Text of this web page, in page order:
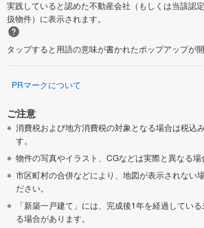
実践していると認めた不動産会社（もしくは当該認
扱物件）に表示されます。
タップすると用語の意味が書かれたポップアップが開
PRマークについて
ご注意
消費税および地方消費税の対象となる場合は税込
す。
物件の写真やイラスト、CGなどは実際と異なる場
市区町村の合併などにより、地図が表示されない
ださい。
「新築一戸建て」には、完成後1年を経過してい
る場合があります。